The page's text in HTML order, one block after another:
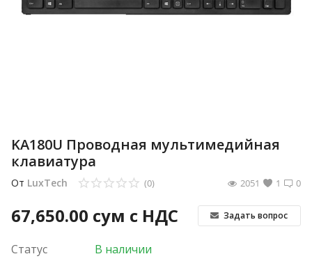
KA180U Проводная мультимедийная
клавиатура
От LuxTech 0
(0) 1
2051
67,650.00 сум с НДС Задать вопрос
Статус В наличии